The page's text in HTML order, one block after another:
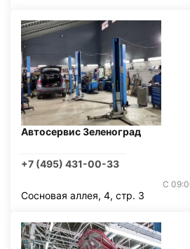
Автосервис Зеленоград
+7 (495) 431-00-33
С
Сосновая аллея, 4, стр. 3